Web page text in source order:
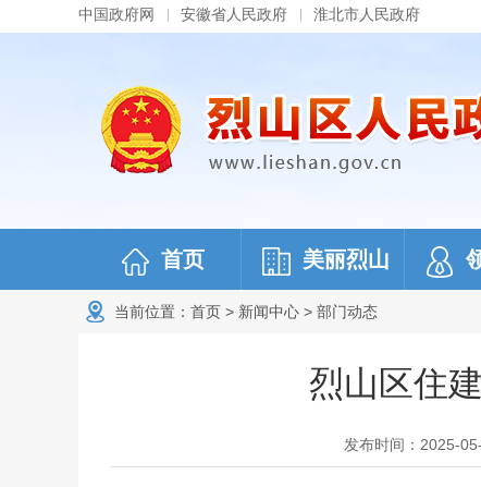
中国政府网 安徽省人民政府 淮北市人民政府
首页 美丽烈山
当前位置： 首页 > 新闻中心 > 部门动态
烈山区住
发布时间：2025-